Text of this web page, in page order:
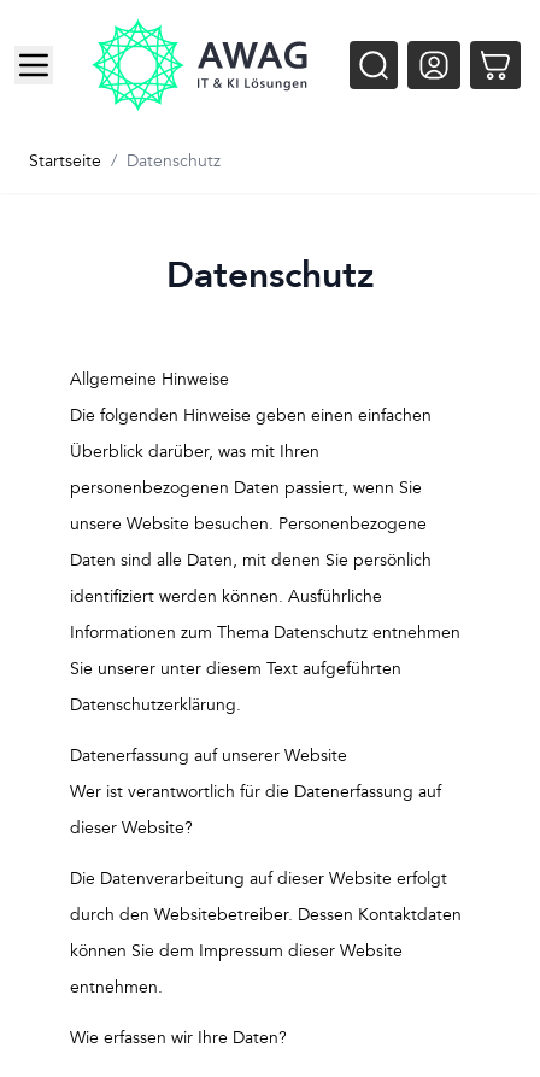
Zum Inhalt springen
Startseite / Datenschutz
Datenschutz
Allgemeine Hinweise
Die folgenden Hinweise geben einen einfachen
Überblick darüber, was mit Ihren
personenbezogenen Daten passiert, wenn Sie
unsere Website besuchen. Personenbezogene
Daten sind alle Daten, mit denen Sie persönlich
identifiziert werden können. Ausführliche
Informationen zum Thema Datenschutz entnehmen
Sie unserer unter diesem Text aufgeführten
Datenschutzerklärung.
Datenerfassung auf unserer Website
Wer ist verantwortlich für die Datenerfassung auf
dieser Website?
Die Datenverarbeitung auf dieser Website erfolgt
durch den Websitebetreiber. Dessen Kontaktdaten
können Sie dem Impressum dieser Website
entnehmen.
Wie erfassen wir Ihre Daten?